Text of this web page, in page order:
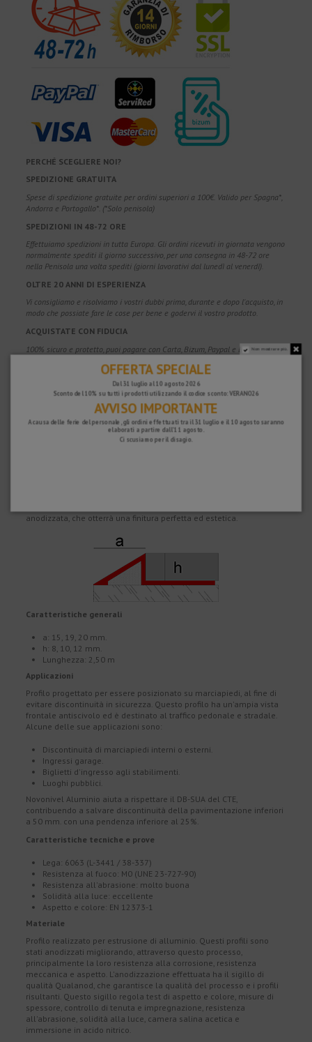
PERCHÉ SCEGLIERE NOI?
SPEDIZIONE GRATUITA
Spese di spedizione gratuite per ordini superiori a 100€. Valido per Spagna*,
Andorra e Portogallo*. (*Solo penisola)
SPEDIZIONI IN 48-72 ORE
Effettuiamo spedizioni in tutta Europa. Gli ordini ricevuti in giornata vengono
normalmente spediti il giorno successivo, per una consegna in 48-72 ore
nella Penisola una volta spediti (giorni lavorativi dal lunedì al venerdì).
OLTRE 20 ANNI DI ESPERIENZA
Vi consigliamo e risolviamo i vostri dubbi prima, durante e dopo l'acquisto, in
modo che possiate fare le cose per bene e godervi il vostro prodotto.
ACQUISTATE CON FIDUCIA
100% sicuro e protetto, puoi pagare con Carta, Bizum, Paypal e Bonifico.
GARANZIA DI SODDISFAZIONE
Hai 15 giorni per restituire il tuo acquisto se non sei completamente
soddisfatto e 2 anni di garanzia su tutti i nostri prodotti.
anodizzata, che otterrà una finitura perfetta ed estetica.
Caratteristiche generali
a: 15, 19, 20 mm.
h: 8, 10, 12 mm.
Lunghezza: 2,50 m
Applicazioni
Profilo progettato per essere posizionato su marciapiedi, al fine di
evitare discontinuità in sicurezza. Questo profilo ha un'ampia vista
frontale antiscivolo ed è destinato al traffico pedonale e stradale.
Alcune delle sue applicazioni sono:
Discontinuità di marciapiedi interni o esterni.
Ingressi garage.
Biglietti d'ingresso agli stabilimenti.
Luoghi pubblici.
Novonivel Aluminio aiuta a rispettare il DB-SUA del CTE,
contribuendo a salvare discontinuità della pavimentazione inferiori
a 50 mm. con una pendenza inferiore al 25%.
Caratteristiche tecniche e prove
Lega: 6063 (L-3441 / 38-337)
Resistenza al fuoco: M0 (UNE 23-727-90)
Resistenza all'abrasione: molto buona
Solidità alla luce: eccellente
Aspetto e colore: EN 12373-1
Materiale
Profilo realizzato per estrusione di alluminio. Questi profili sono
stati anodizzati migliorando, attraverso questo processo,
principalmente la loro resistenza alla corrosione, resistenza
meccanica e aspetto. L'anodizzazione effettuata ha il sigillo di
qualità Qualanod, che garantisce la qualità del processo e i profili
risultanti. Questo sigillo regola test di aspetto e colore, misure di
spessore, controllo di tenuta e impregnazione, resistenza
all'abrasione, solidità alla luce, camera salina acetica e
immersione in acido nitrico.
Non mostrare più.
OFFERTA SPECIALE
Dal 31 luglio al 10 agosto 2026
Sconto del 10% su tutti i prodotti utilizzando il codice sconto: VERANO26
AVVISO IMPORTANTE
A causa delle ferie del personale, gli ordini effettuati tra il 31 luglio e il 10 agosto saranno
elaborati a partire dall'11 agosto.
Ci scusiamo per il disagio.